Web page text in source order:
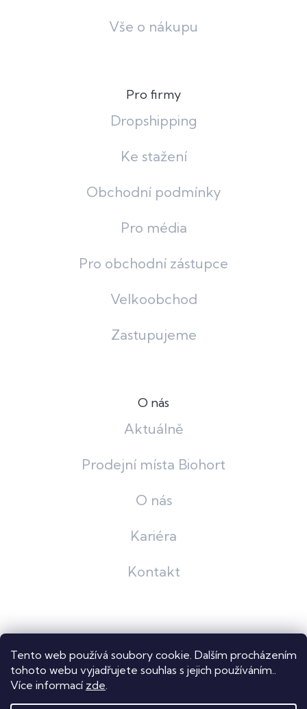
Tento web používá soubory cookie. Dalším procházením
tohoto webu vyjadřujete souhlas s jejich používáním..
Více informací zde.
Vše o nákupu
Pro firmy
Dropshipping
Ke stažení
Obchodní podmínky
Pro média
Pro obchodní zástupce
Velkoobchod
Zastupujeme
O nás
Aktuálně
Prodejní místa Biohort
O nás
Kariéra
Kontakt
Shoptet
Copyright 2026Dastech s.r.o.. Všechna práva vyhrazena.